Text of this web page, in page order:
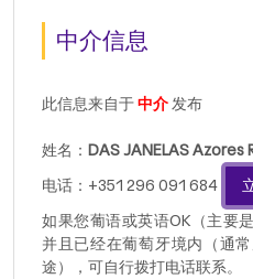
中介信息
此信息来自于中介发布
姓名： DAS JANELAS Azores
电话：+351 296 091 684
如果您葡语或英语OK（主要
并且已经在葡萄牙境内（通
途），可自行拨打电话联系。